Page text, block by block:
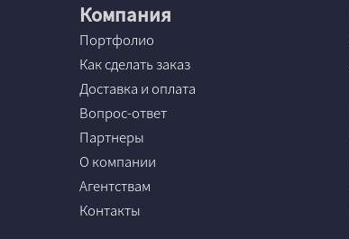
Компания
Портфолио
Как сделать заказ
Доставка и оплата
Вопрос-ответ
Партнеры
О компании
Агентствам
Контакты